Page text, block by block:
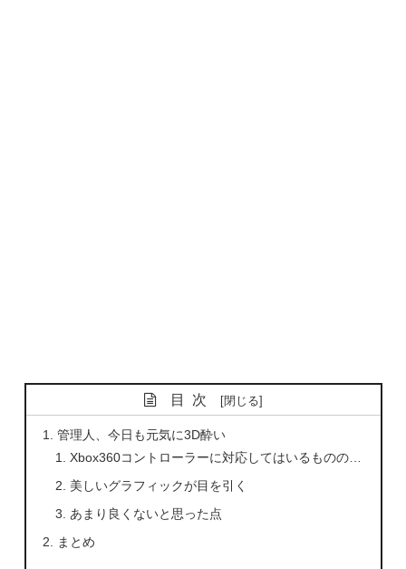
目次
管理人、今日も元気に3D酔い
Xbox360コントローラーに対応してはいるものの…
美しいグラフィックが目を引く
あまり良くないと思った点
まとめ